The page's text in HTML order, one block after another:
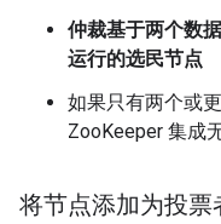
仲裁基于两个数
运行的选民节点
如果只有两个或
ZooKeeper 集成
将节点添加为投票